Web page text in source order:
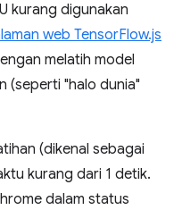
kurang digunakan
web TensorFlow.js
melatih model
(seperti "halo dunia"
(dikenal sebagai
kurang dari 1 detik.
dalam status